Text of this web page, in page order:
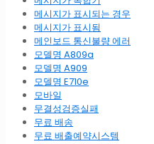
메시지가 표시되는 경우
메시지가 표시됨
메인보드 통신불량 에러
모델명 A809a
모델명 A909
모델명 E710e
모바일
무결성검증실패
무료 배송
무료 배출예약시스템